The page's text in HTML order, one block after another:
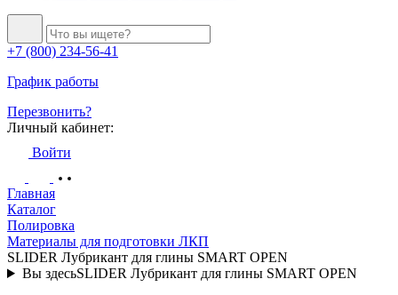
+7 (800) 234-56-41
График работы
Перезвонить?
Личный кабинет:
Войти
Главная
Каталог
Полировка
Материалы для подготовки ЛКП
SLIDER Лубрикант для глины SMART OPEN
Вы здесьSLIDER Лубрикант для глины SMART OPEN